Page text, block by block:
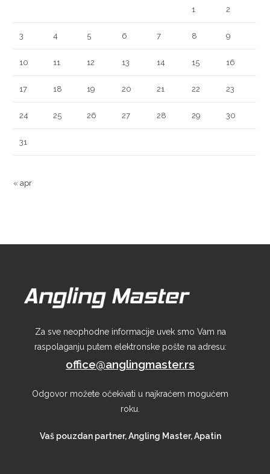
1 2
3 4 5 6 7 8 9
10 11 12 13 14 15 16
17 18 19 20 21 22 23
24 25 26 27 28 29 30
31
« apr
Za sve neophodne informacije uvek smo Vam na
raspolaganju putem elektronske pošte na adresu:
office@anglingmaster.rs
Odgovor možete očekivati u najkraćem mogućem
roku.
Vaš pouzdan partner, Angling Master, Apatin